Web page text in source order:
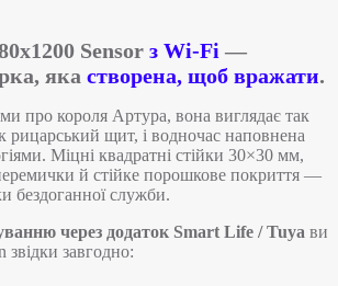
Sensor з Wi-Fi —
яка створена, щоб вражати.
про короля Артура, вона виглядає так
рицарський щит, і водночас наповнена
Міцні квадратні стійки 30×30 мм,
й стійке порошкове покриття —
бездоганної служби.
через додаток Smart Life / Tuya ви
завгодно: